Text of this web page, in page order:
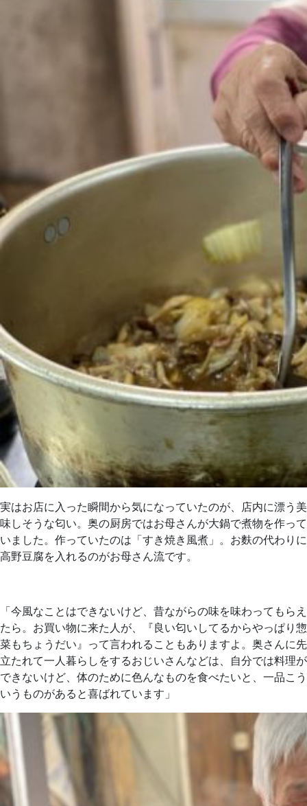
実はお店に入った瞬間から気になっていたのが、店内に漂う美
味しそうな匂い。奥の厨房ではお母さんが大鍋で煮物を作って
いました。作っていたのは「すき焼き風煮」。お麩の代わりに
高野豆腐を入れるのがお母さん流です。
「今風なことはできないけど、昔ながらの味を味わってもらえ
たら。お買い物に来た人が、『良い匂いしてるからやっぱり惣
菜もちょうだい』って言われることもありますよ。奥さんに先
立たれて一人暮らしをするおじいさんなどは、自分では料理が
できないけど、体のために色んなものを食べたいと、一品こう
いうものがあると喜ばれています」